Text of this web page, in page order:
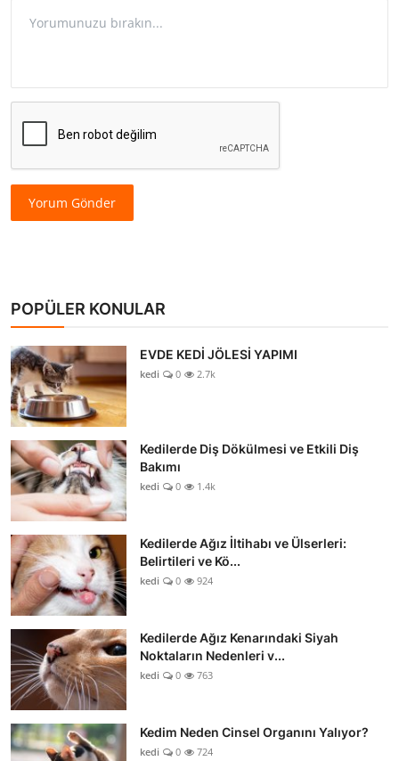
Yorum Gönder
POPÜLER KONULAR
EVDE KEDİ JÖLESİ YAPIMI
kedi 0 2.7k
Kedilerde Diş Dökülmesi ve Etkili Diş
Bakımı
kedi 0 1.4k
Kedilerde Ağız İltihabı ve Ülserleri:
Belirtileri ve Kö...
kedi 0 924
Kedilerde Ağız Kenarındaki Siyah
Noktaların Nedenleri v...
kedi 0 763
Kedim Neden Cinsel Organını Yalıyor?
kedi 0 724